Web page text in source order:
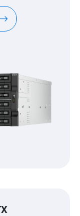
QNAP